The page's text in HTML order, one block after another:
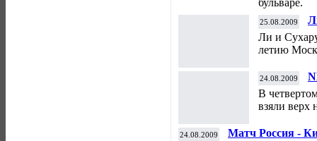
бульваре.
25.08.2009
Ли и
летию
24.08.2009
В
взяли верх
24.08.2009 Матч Россия -